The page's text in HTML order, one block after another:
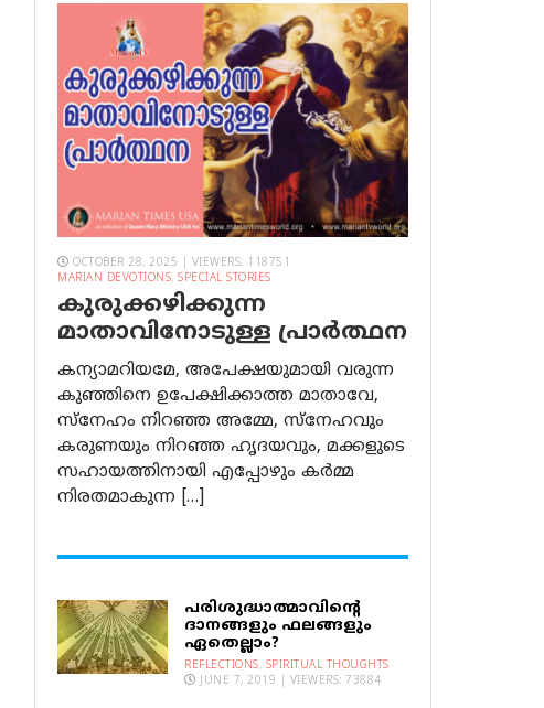
OCTOBER 28, 2025 | VIEWERS: 118751
MARIAN DEVOTIONS, SPECIAL STORIES
കുരുക്കഴിക്കുന്ന
മാതാവിനോടുള്ള പ്രാര്‍ത്ഥന
കന്യാമറിയമേ, അപേക്ഷയുമായി വരുന്ന
കുഞ്ഞിനെ ഉപേക്ഷിക്കാത്ത മാതാവേ,
സ്നേഹം നിറഞ്ഞ അമ്മേ, സ്നേഹവും
കരുണയും നിറഞ്ഞ ഹൃദയവും, മക്കളുടെ
സഹായത്തിനായി എപ്പോഴും കർമ്മ
നിരതമാകുന്ന […]
പരിശുദ്ധാത്മാവിന്റെ
ദാനങ്ങളും ഫലങ്ങളും
ഏതെല്ലാം?
REFLECTIONS, SPIRITUAL THOUGHTS
JUNE 7, 2019 | VIEWERS: 73884